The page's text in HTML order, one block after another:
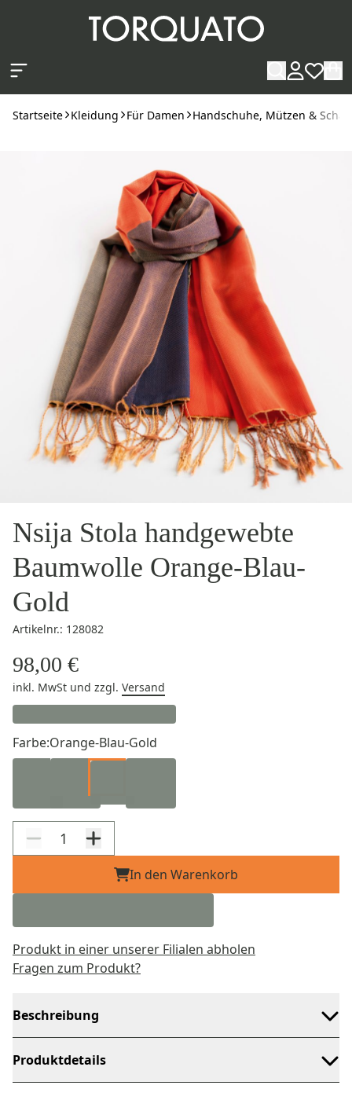
Startseite Kleidung Für Damen Handschuhe, Mützen &
Nsija Stola handgewebte
Baumwolle Orange-Blau-
Gold
Artikelnr.: 128082
98,00 €
inkl. MwSt und zzgl. Versand
Farbe:Orange-Blau-Gold
In den Warenkorb
Produkt in einer unserer Filialen abholen
Fragen zum Produkt?
Beschreibung
Produktdetails